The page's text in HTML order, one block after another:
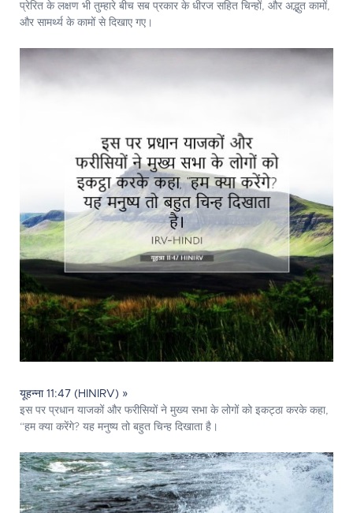
प्रेरित के लक्षण भी तुम्हारे बीच सब प्रकार के धीरज सहित चिन्हों, और अद्भुत कामों,
और सामर्थ्य के कामों से दिखाए गए।
यूहन्ना 11:47 (HINIRV) »
इस पर प्रधान याजकों और फरीसियों ने मुख्य सभा के लोगों को इकट्ठा करके कहा,
“हम क्या करेंगे? यह मनुष्य तो बहुत चिन्ह दिखाता है।